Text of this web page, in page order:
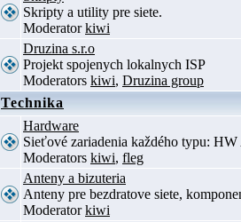
Skripty a utility pre siete.
Moderatorkiwi
Druzina s.r.o
Projekt spojenych lokalnych ISP
Moderators kiwi, Druzina group
Technika
Hardware
Sieťové zariadenia každého typu:
Moderators kiwi, fleg
Anteny a bizuteria
Anteny pre bezdratove siete,
Moderatorkiwi